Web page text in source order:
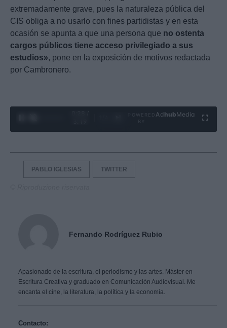
extremadamente grave, pues la naturaleza pública del
CIS obliga a no usarlo con fines partidistas y en esta
ocasión se apunta a que una persona que no ostenta
cargos públicos tiene acceso privilegiado a sus
estudios», pone en la exposición de motivos redactada
por Cambronero.
Ad hubMedia
PABLO IGLESIAS TWITTER
Fernando Rodríguez Rubio
Apasionado de la escritura, el periodismo y las artes. Máster en
Escritura Creativa y graduado en Comunicación Audiovisual. Me
encanta el cine, la literatura, la política y la economía.
Contacto: